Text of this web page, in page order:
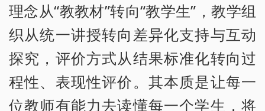
理念从“教教材”转向“教学生”，教学组
织从统一讲授转向差异化支持与互动
探究，评价方式从结果标准化转向过
程性、表现性评价。其本质是让每一
位教师有能力去读懂每一个学生，将